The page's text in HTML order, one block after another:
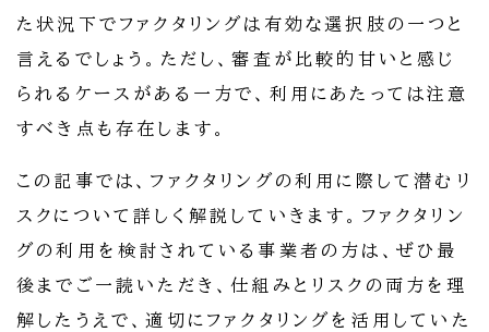
た状況下でファクタリングは有効な選択肢の一つと
言えるでしょう。ただし、審査が比較的甘いと感じ
られるケースがある一方で、利用にあたっては注意
すべき点も存在します。
この記事では、ファクタリングの利用に際して潜むリ
スクについて詳しく解説していきます。ファクタリン
グの利用を検討されている事業者の方は、ぜひ最
後までご一読いただき、仕組みとリスクの両方を理
解したうえで、適切にファクタリングを活用していた